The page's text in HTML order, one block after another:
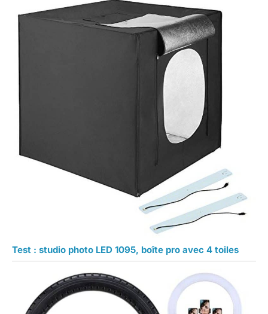
Test : studio photo LED 1095, boîte pro avec 4 toiles